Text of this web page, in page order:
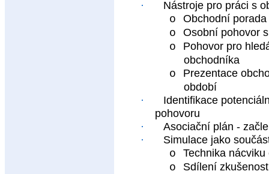
·
Nástroje pro práci s
o
Obchodní porada
o
Osobní pohovor
o
Pohovor pro
obchodníka
o
Prezentace
období
·
Identifikace
pohovoru
·
Asociační plán -
·
Simulace jako
o
Technika
o
Sdílení